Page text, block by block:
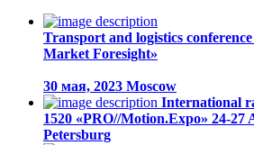
Transport and logistics
Market Foresight»
30 мая, 2023 Moscow
International
1520 «PRO//Motion.Expo» 24-27
Petersburg